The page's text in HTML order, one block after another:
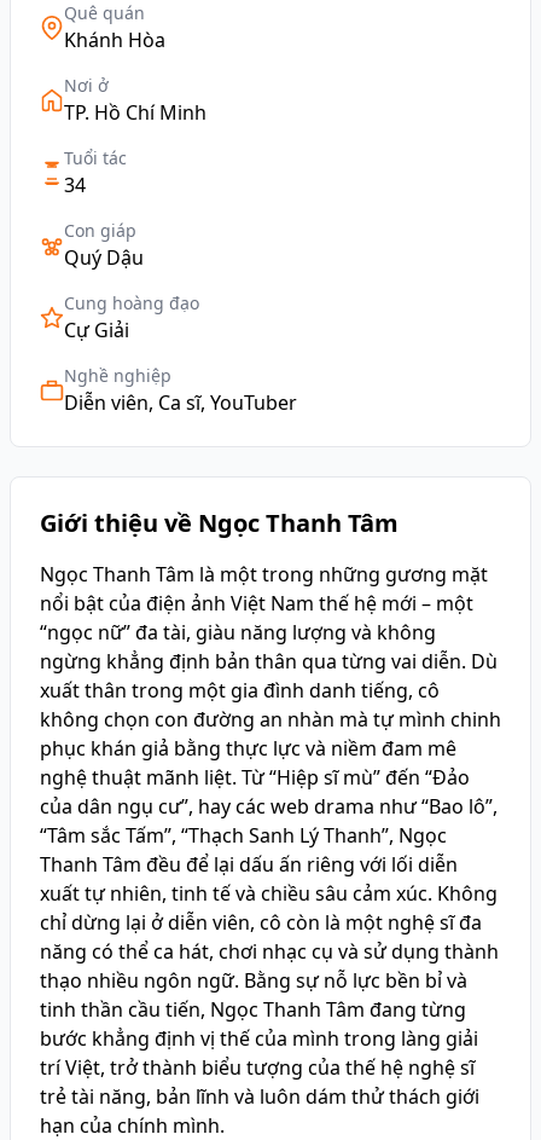
Quê quán
Khánh Hòa
Nơi ở
TP. Hồ Chí Minh
Tuổi tác
34
Con giáp
Quý Dậu
Cung hoàng đạo
Cự Giải
Nghề nghiệp
Diễn viên, Ca sĩ, YouTuber
Giới thiệu về Ngọc Thanh Tâm
Ngọc Thanh Tâm là một trong những gương mặt
nổi bật của điện ảnh Việt Nam thế hệ mới – một
“ngọc nữ” đa tài, giàu năng lượng và không
ngừng khẳng định bản thân qua từng vai diễn. Dù
xuất thân trong một gia đình danh tiếng, cô
không chọn con đường an nhàn mà tự mình chinh
phục khán giả bằng thực lực và niềm đam mê
nghệ thuật mãnh liệt. Từ “Hiệp sĩ mù” đến “Đảo
của dân ngụ cư”, hay các web drama như “Bao lô”,
“Tâm sắc Tấm”, “Thạch Sanh Lý Thanh”, Ngọc
Thanh Tâm đều để lại dấu ấn riêng với lối diễn
xuất tự nhiên, tinh tế và chiều sâu cảm xúc. Không
chỉ dừng lại ở diễn viên, cô còn là một nghệ sĩ đa
năng có thể ca hát, chơi nhạc cụ và sử dụng thành
thạo nhiều ngôn ngữ. Bằng sự nỗ lực bền bỉ và
tinh thần cầu tiến, Ngọc Thanh Tâm đang từng
bước khẳng định vị thế của mình trong làng giải
trí Việt, trở thành biểu tượng của thế hệ nghệ sĩ
trẻ tài năng, bản lĩnh và luôn dám thử thách giới
hạn của chính mình.